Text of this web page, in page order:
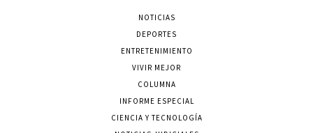
NOTICIAS
DEPORTES
ENTRETENIMIENTO
VIVIR MEJOR
COLUMNA
INFORME ESPECIAL
CIENCIA Y TECNOLOGÍA